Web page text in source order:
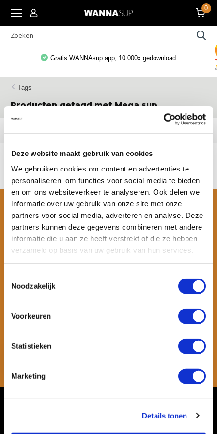
Deze website maakt gebruik van cookies
We gebruiken cookies om content en advertenties te
personaliseren, om functies voor social media te bieden
en om ons websiteverkeer te analyseren. Ook delen we
informatie over uw gebruik van onze site met onze
partners voor social media, adverteren en analyse. Deze
partners kunnen deze gegevens combineren met andere
informatie die u aan ze heeft verstrekt of die ze hebben
verzameld op basis van uw gebruik van hun services.
Noodzakelijk
Voorkeuren
Statistieken
Marketing
Details tonen
0
Gratis WANNAsup app, 10.000x gedownload
Tags
Producten getagd met Mega sup
Geen producten gevonden!...
nieuwsbrief met allerlei suptips en persoonlijk advies. Schrijf je dan
Abonneer
... ...